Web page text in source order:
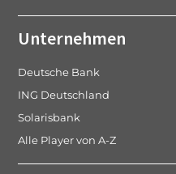
Unternehmen
Deutsche Bank
ING Deutschland
Solarisbank
Alle Player von A-Z